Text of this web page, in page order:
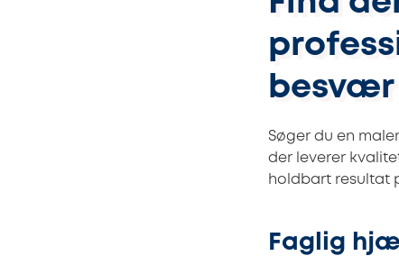
besvær
Søger du en
der leverer
holdbart resultat
Faglig